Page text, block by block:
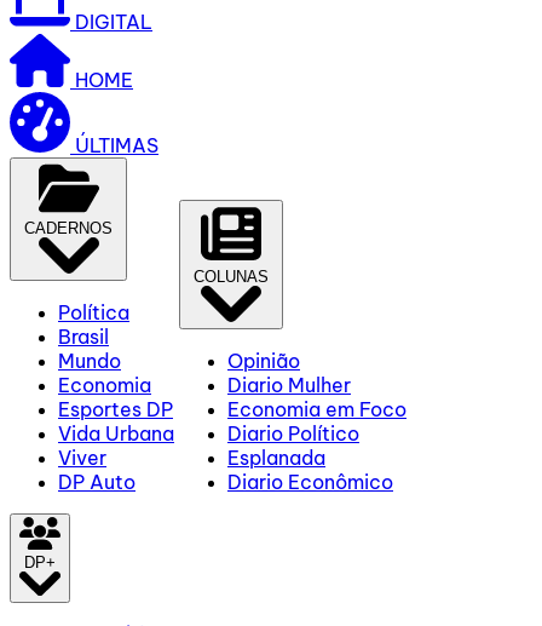
DIGITAL
HOME
ÚLTIMAS
CADERNOS
Política
Brasil
Mundo
Economia
Esportes DP
Vida Urbana
Viver
DP Auto
COLUNAS
Opinião
Diario Mulher
Economia em Foco
Diario Político
Esplanada
Diario Econômico
DP+